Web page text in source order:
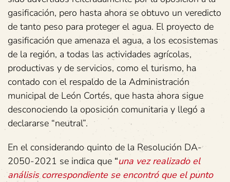
gasificación, pero hasta ahora se obtuvo un veredicto
de tanto peso para proteger el agua. El proyecto de
gasificación que amenaza el agua, a los ecosistemas
de la región, a todas las actividades agrícolas,
productivas y de servicios, como el turismo, ha
contado con el respaldo de la Administración
municipal de León Cortés, que hasta ahora sigue
desconociendo la oposición comunitaria y llegó a
declararse “neutral”.
En el considerando quinto de la Resolución DA-
2050-2021 se indica que “una vez realizado el
análisis correspondiente se encontró que el punto